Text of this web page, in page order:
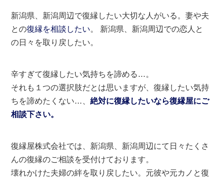
新潟県、新潟周辺で復縁したい大切な人がいる。妻や夫
との復縁を相談したい。 新潟県、新潟周辺での恋人と
の日々を取り戻したい。
辛すぎて復縁したい気持ちを諦める…。
それも１つの選択肢だとは思いますが、復縁したい気持
ちを諦めたくない…、絶対に復縁したいなら復縁屋にご
相談下さい。
復縁屋株式会社では、新潟県、新潟周辺にて日々たくさ
んの復縁のご相談を受付けております。
壊れかけた夫婦の絆を取り戻したい。元彼や元カノと復